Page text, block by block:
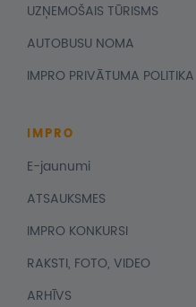
UZŅEMOŠAIS TŪRISMS
AUTOBUSU NOMA
IMPRO PRIVĀTUMA POLITIKA
IMPRO
E-jaunumi
ATSAUKSMES
IMPRO KONKURSI
RAKSTI, FOTO, VIDEO
ARHĪVS